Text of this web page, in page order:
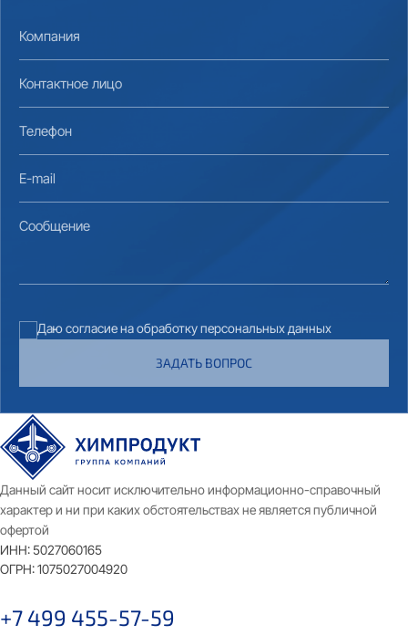
Даю согласие на обработку персональных данных
ЗАДАТЬ ВОПРОС
Данный сайт носит исключительно информационно-справочный
характер и ни при каких обстоятельствах не является публичной
офертой
ИНН: 5027060165
ОГРН:1075027004920
+7 499 455-57-59